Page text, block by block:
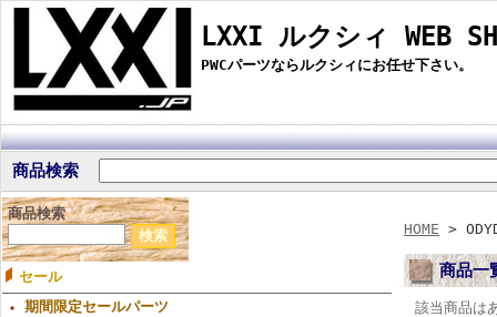
LXXI ルクシィ WEB
PWCパーツならルクシィにお任せ下さい。
商品検索
商品検索
セール
期間限定セールパーツ
HOME >
商品一
該当商品は